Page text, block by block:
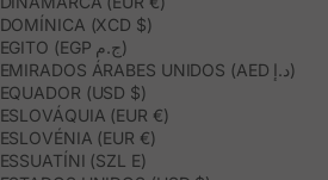
DOMÍNICA (XCD $)
EGITO (EGP ج.م)
EMIRADOS ÁRABES UNIDOS (AED د.إ)
EQUADOR (USD $)
ESLOVÁQUIA (EUR €)
ESLOVÉNIA (EUR €)
ESSUATÍNI (SZL E)